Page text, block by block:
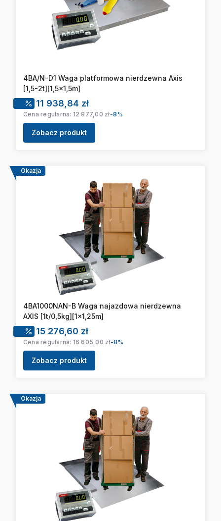
4BA/N-D1 Waga platformowa nierdzewna Axis
[1,5-2t][1,5x1,5m]
Cena promocyjna
11 938,84 zł
Cena regularna: 12 977,00 zł-8%
Zobacz produkt
Okazja
4BA1000NAN-B Waga najazdowa nierdzewna
AXIS [1t/0,5kg][1x1,25m]
Cena promocyjna
15 276,60 zł
Cena regularna: 16 605,00 zł-8%
Zobacz produkt
Okazja